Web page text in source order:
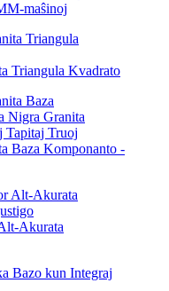
maŝinoj
Triangula Kvadrato
Baza Komponanto -
Akurata